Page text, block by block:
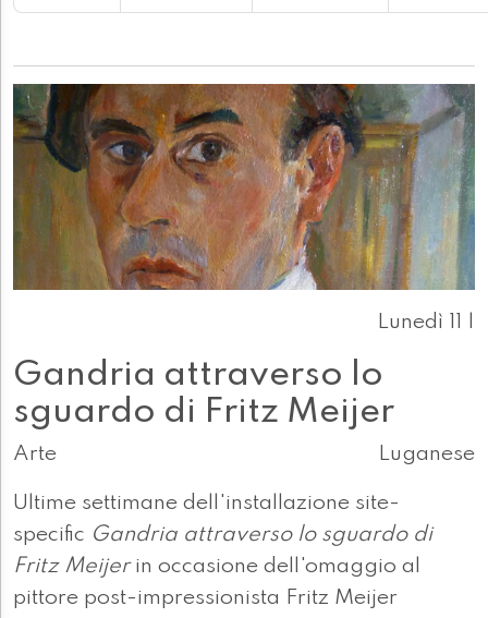
Lunedì 11 |
Gandria attraverso lo
sguardo di Fritz Meijer
Arte Luganese
Ultime settimane dell'installazione site-
specific Gandria attraverso lo sguardo di
Fritz Meijer in occasione dell'omaggio al
pittore post-impressionista Fritz Meijer